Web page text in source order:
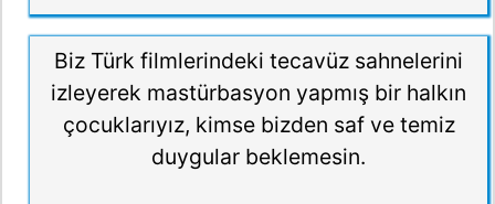
Biz Türk filmlerindeki tecavüz sahnelerini
izleyerek mastürbasyon yapmış bir halkın
çocuklarıyız, kimse bizden saf ve temiz
duygular beklemesin.